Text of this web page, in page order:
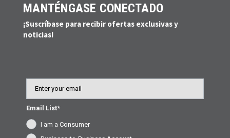
MANTÉNGASE CONECTADO
¡Suscríbase para recibir ofertas exclusivas y
noticias!
Email List*
I am a Consumer